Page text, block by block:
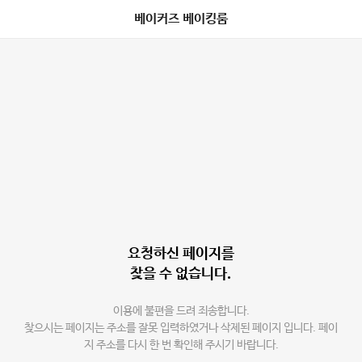
베이커즈 베이킹룸
요청하신 페이지를
찾을 수 없습니다.
이용에 불편을 드려 죄송합니다.
찾으시는 페이지는 주소를 잘못 입력하였거나 삭제된 페이지 입니다. 페이
지 주소를 다시 한 번 확인해 주시기 바랍니다.